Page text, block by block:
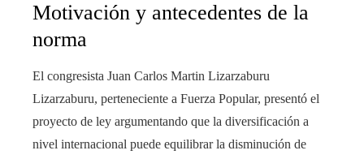
Motivación y antecedentes de la
norma
El congresista Juan Carlos Martin Lizarzaburu
Lizarzaburu, perteneciente a Fuerza Popular, presentó el
proyecto de ley argumentando que la diversificación a
nivel internacional puede equilibrar la disminución de